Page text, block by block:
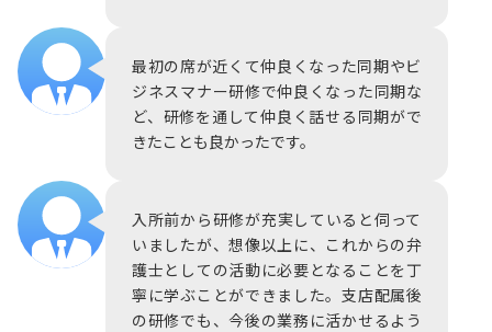
最初の席が近くて仲良くなった同期やビ
ジネスマナー研修で仲良くなった同期な
ど、研修を通して仲良く話せる同期がで
きたことも良かったです。
入所前から研修が充実していると伺って
いましたが、想像以上に、これからの弁
護士としての活動に必要となることを丁
寧に学ぶことができました。支店配属後
の研修でも、今後の業務に活かせるよう